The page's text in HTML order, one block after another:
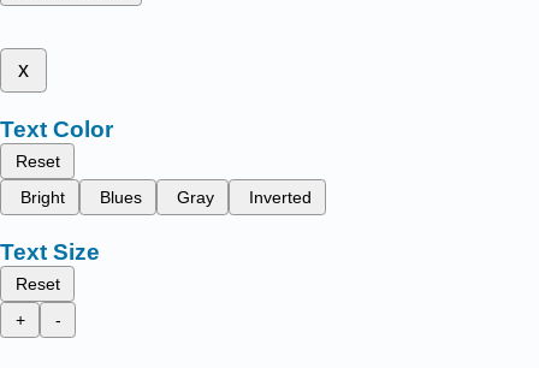
x
Text Color
Reset
Bright
Blues Gray Inverted
Text Size
Reset
+
-